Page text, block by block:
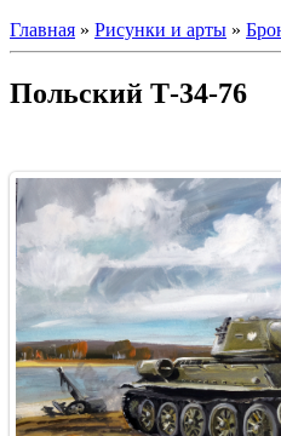
Главная » Рисунки и арты »
Польский Т-34-76